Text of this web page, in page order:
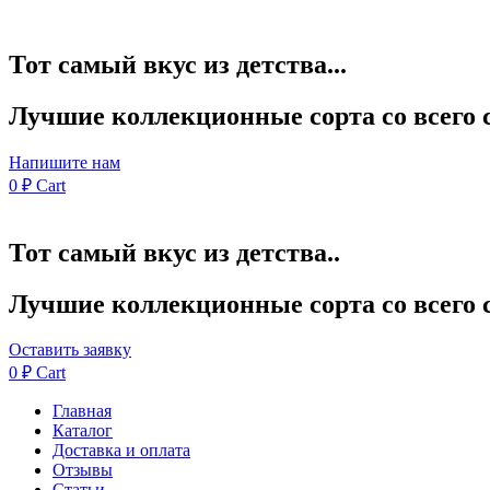
Тот самый вкус из детства...
Лучшие коллекционные сорта со всего
Напишите нам
0 ₽ Cart
Тот самый вкус из детства..
Лучшие коллекционные сорта со всего
Оставить заявку
0 ₽ Cart
Главная
Каталог
Доставка и оплата
Отзывы